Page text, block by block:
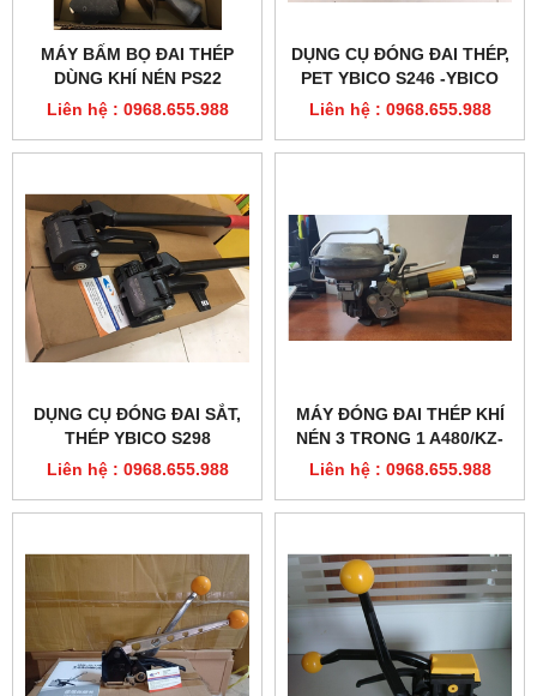
MÁY BẤM BỌ ĐAI THÉP
DÙNG KHÍ NÉN PS22
MACROLEAGUE
Liên hệ : 0968.655.988
DỤNG CỤ ĐÓNG ĐAI THÉP,
PET YBICO S246 -YBICO
S247
Liên hệ : 0968.655.988
DỤNG CỤ ĐÓNG ĐAI SẮT,
THÉP YBICO S298
Liên hệ : 0968.655.988
MÁY ĐÓNG ĐAI THÉP KHÍ
NÉN 3 TRONG 1 A480/KZ-
19
Liên hệ : 0968.655.988